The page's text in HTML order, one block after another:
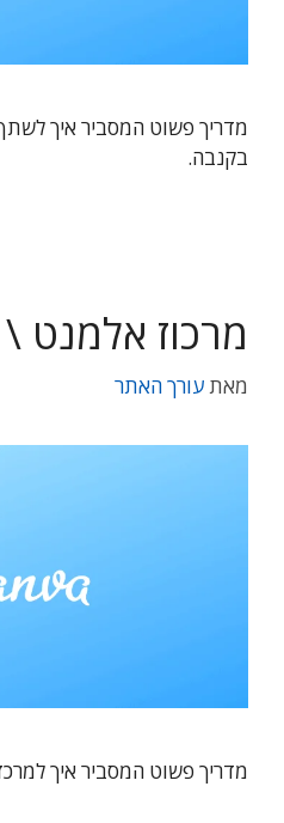
מדריך פשוט המסביר איך
בקנבה.
מרכוז אלמנט
מאתעורך האתר
מדריך פשוט המסביר איך